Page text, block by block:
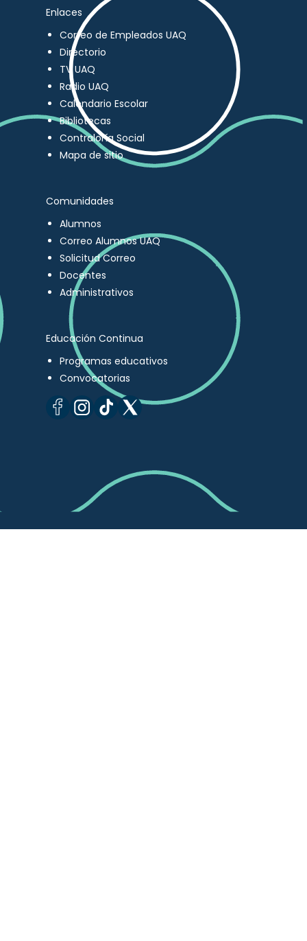
Enlaces
Correo de Empleados UAQ
Directorio
TV UAQ
Radio UAQ
Calendario Escolar
Bibliotecas
Contraloría Social
Mapa de sitio
Comunidades
Alumnos
Correo Alumnos UAQ
Solicitud Correo
Docentes
Administrativos
Educación Continua
Programas educativos
Convocatorias